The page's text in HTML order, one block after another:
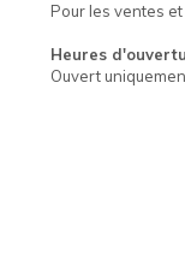
Pour les ventes
Heures
Ouvert